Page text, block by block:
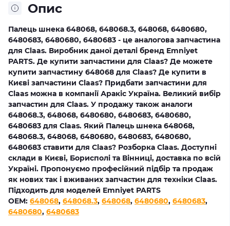
Опис
Палець шнека 648068, 648068.3, 648068, 6480680,
6480683, 6480680, 6480683 - це аналогова запчастина
для Claas. Виробник даної деталі бренд Emniyet
PARTS. Де купити запчастини для Claas? Де можете
купити запчастину 648068 для Claas? Де купити в
Києві запчастини Claas? Придбати запчастини для
Claas можна в компанії Аракіс Україна. Великий вибір
запчастин для Claas. У продажу також аналоги
648068.3, 648068, 6480680, 6480683, 6480680,
6480683 для Claas. Який Палець шнека 648068,
648068.3, 648068, 6480680, 6480683, 6480680,
6480683 ставити для Claas? Розборка Claas. Доступні
склади в Києві, Борисполі та Вінниці, доставка по всій
Україні. Пропонуємо професійний підбір та продаж
як нових так і вживаних запчастин для техніки Claas.
Підходить для моделей Emniyet PARTS
OEM: 648068, 648068.3, 648068, 6480680, 6480683,
6480680, 6480683